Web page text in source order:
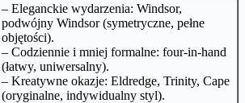
– Eleganckie wydarzenia: Windsor,
podwójny Windsor (symetryczne, pełne
objętości).
– Codziennie i mniej formalne: four-in-hand
(łatwy, uniwersalny).
– Kreatywne okazje: Eldredge, Trinity, Cape
(oryginalne, indywidualny styl).